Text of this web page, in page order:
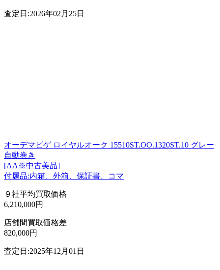
査定日:2026年02月25日
オーデマピゲ ロイヤルオーク 15510ST.OO.1320ST.10 グレー
自動巻き
[AA※中古美品]
付属品:内箱、外箱、保証書、コマ
９社平均買取価格
6,210,000円
店舗間買取価格差
820,000円
査定日:2025年12月01日